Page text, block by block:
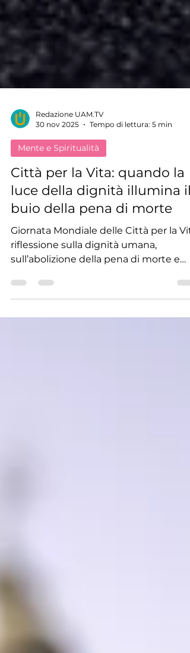
30 nov 2025
Tempo di lettura: 5 min
Mente e Spiritualità
Città per la Vita: quando la
luce della dignità illumina il
buio della pena di morte
Giornata Mondiale delle Città per la
riflessione sulla dignità umana,
sull’abolizione della pena di morte e